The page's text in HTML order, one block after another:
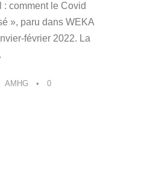
: comment le Covid
», paru dans WEKA
février 2022. La
AMHG • 0